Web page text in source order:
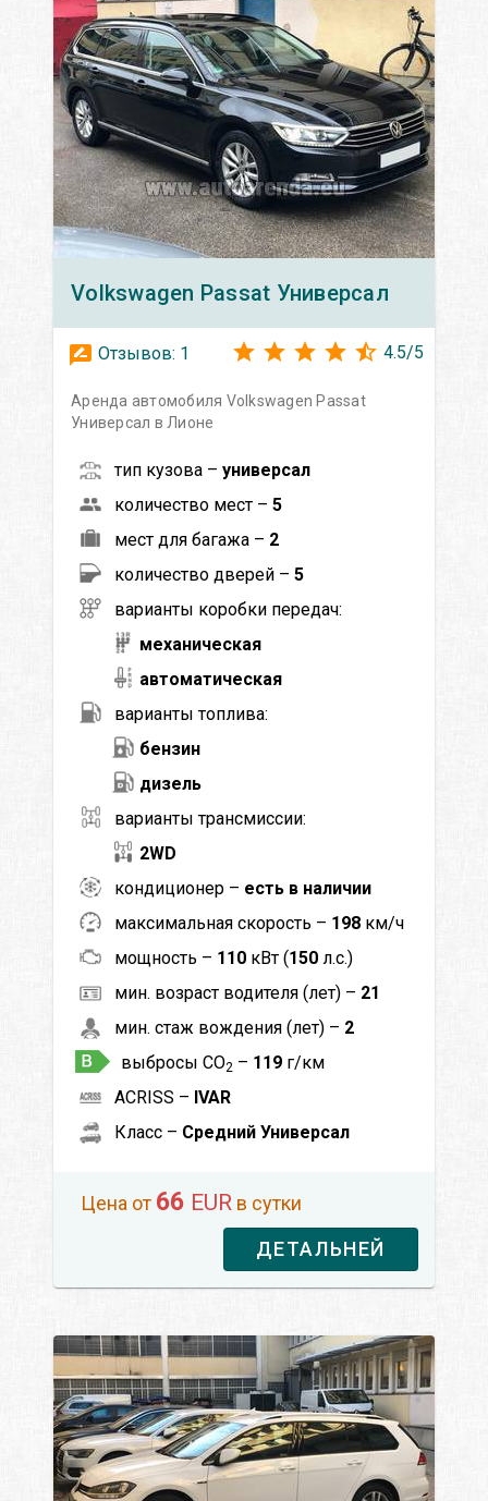
Volkswagen Passat Универсал
Отзывов: 1 4.5/5
Аренда автомобиля Volkswagen Passat
Универсал в Лионе
тип кузова – универсал
количество мест – 5
мест для багажа – 2
количество дверей – 5
варианты коробки передач:
механическая
автоматическая
варианты топлива:
бензин
дизель
варианты трансмиссии:
2WD
кондиционер – есть в наличии
максимальная скорость – 198 км/ч
мощность – 110 кВт (150 л.с.)
мин. возраст водителя (лет) – 21
мин. стаж вождения (лет) – 2
выбросы CO2 – 119 г/км
ACRISS – IVAR
Класс – Средний Универсал
Цена от 66 EUR в сутки
ДЕТАЛЬНЕЙ